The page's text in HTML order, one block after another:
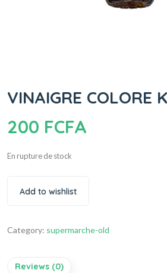
VINAIGRE COLORE
200 FCFA
En rupture de stock
Add to wishlist
Category: supermarche-old
Reviews (0)